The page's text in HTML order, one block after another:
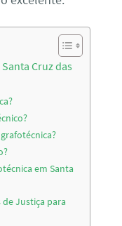
Cruz das
em Santa
Justiça para